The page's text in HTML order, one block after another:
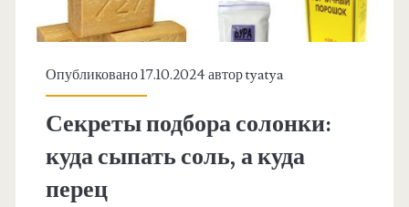
Опубликовано 17.10.2024 авторtyatya
Секреты подбора солонки:
куда сыпать соль, а куда
перец